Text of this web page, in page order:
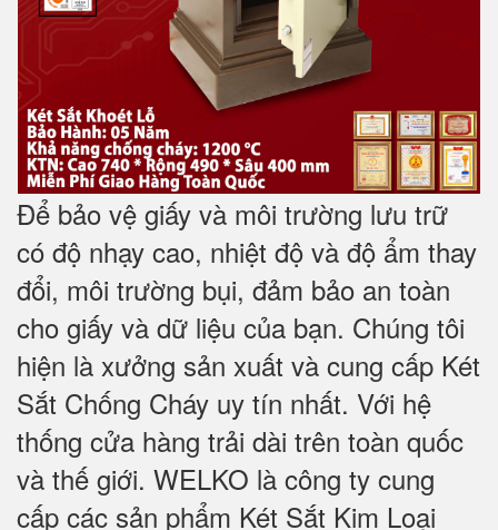
Để bảo vệ giấy và môi trường lưu trữ
có độ nhạy cao, nhiệt độ và độ ẩm thay
đổi, môi trường bụi, đảm bảo an toàn
cho giấy và dữ liệu của bạn. Chúng tôi
hiện là xưởng sản xuất và cung cấp Két
Sắt Chống Cháy uy tín nhất. Với hệ
thống cửa hàng trải dài trên toàn quốc
và thế giới. WELKO là công ty cung
cấp các sản phẩm Két Sắt Kim Loại